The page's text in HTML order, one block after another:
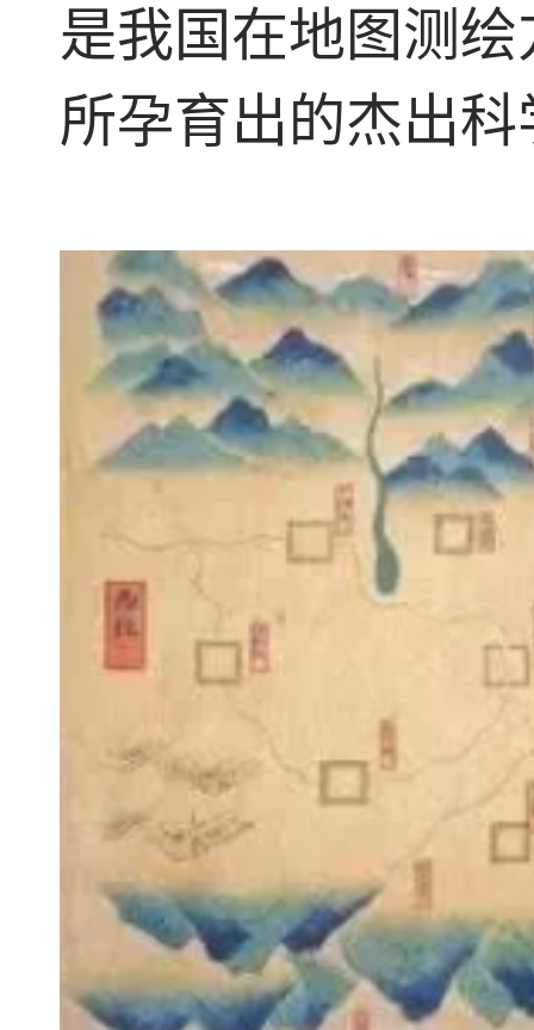
是我国在地图测
所孕育出的杰出